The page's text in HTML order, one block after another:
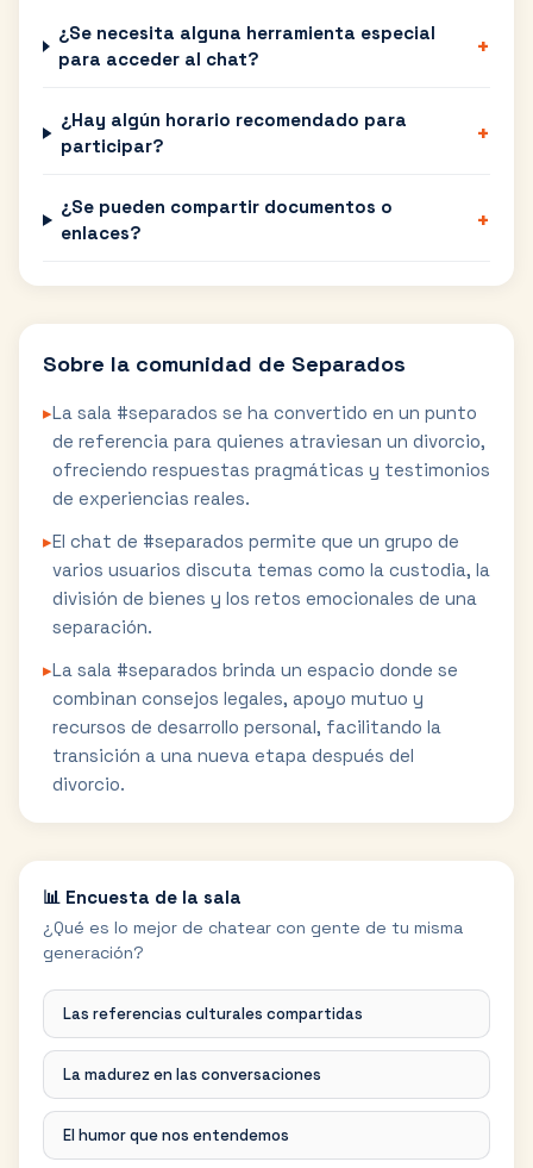
¿Se necesita alguna herramienta especial
para acceder al chat?
+
¿Hay algún horario recomendado para
participar?
+
¿Se pueden compartir documentos o
enlaces?
+
Sobre la comunidad de Separados
▸La sala #separados se ha convertido en un punto
de referencia para quienes atraviesan un divorcio,
ofreciendo respuestas pragmáticas y testimonios
de experiencias reales.
▸El chat de #separados permite que un grupo de
varios usuarios discuta temas como la custodia, la
división de bienes y los retos emocionales de una
separación.
▸La sala #separados brinda un espacio donde se
combinan consejos legales, apoyo mutuo y
recursos de desarrollo personal, facilitando la
transición a una nueva etapa después del
divorcio.
📊 Encuesta de la sala
¿Qué es lo mejor de chatear con gente de tu misma
generación?
Las referencias culturales compartidas
La madurez en las conversaciones
El humor que nos entendemos